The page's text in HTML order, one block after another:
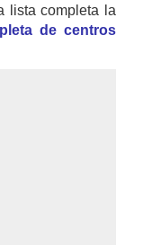
lista completa la
de centros